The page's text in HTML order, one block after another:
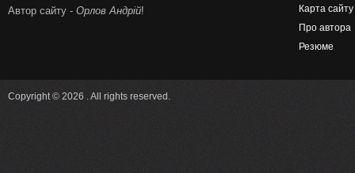
Автор сайту - Орлов Андрій!
Карта сайту
Про автора
Резюме
Copyright © 2026 . All rights reserved.